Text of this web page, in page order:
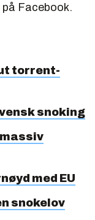
på Facebook.
torrent-
snoking
med EU
snokelov